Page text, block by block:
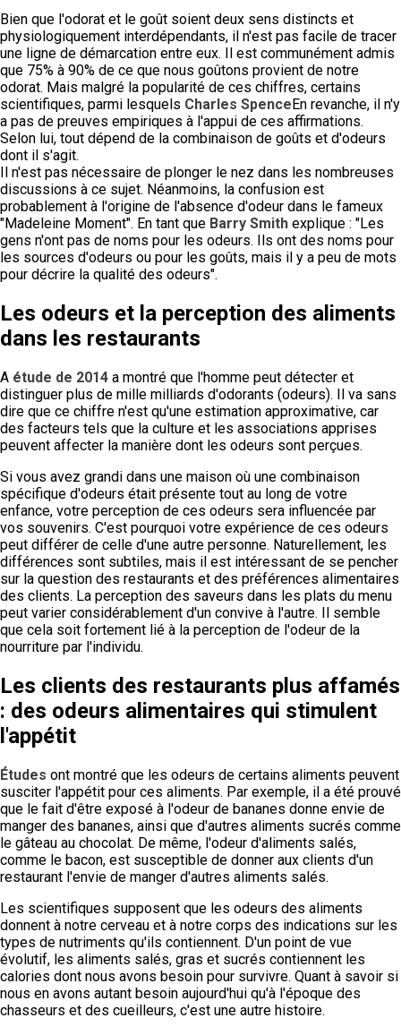
Bien que l'odorat et le goût soient deux sens distincts et
physiologiquement interdépendants, il n'est pas facile de tracer
une ligne de démarcation entre eux. Il est communément admis
que 75% à 90% de ce que nous goûtons provient de notre
odorat. Mais malgré la popularité de ces chiffres, certains
scientifiques, parmi lesquels Charles Spence En revanche, il n'y
a pas de preuves empiriques à l'appui de ces affirmations.
Selon lui, tout dépend de la combinaison de goûts et d'odeurs
dont il s'agit.
Il n'est pas nécessaire de plonger le nez dans les nombreuses
discussions à ce sujet. Néanmoins, la confusion est
probablement à l'origine de l'absence d'odeur dans le fameux
"Madeleine Moment". En tant que Barry Smith explique : "Les
gens n'ont pas de noms pour les odeurs. Ils ont des noms pour
les sources d'odeurs ou pour les goûts, mais il y a peu de mots
pour décrire la qualité des odeurs".
Les odeurs et la perception des aliments
dans les restaurants
A étude de 2014 a montré que l'homme peut détecter et
distinguer plus de mille milliards d'odorants (odeurs). Il va sans
dire que ce chiffre n'est qu'une estimation approximative, car
des facteurs tels que la culture et les associations apprises
peuvent affecter la manière dont les odeurs sont perçues.
Si vous avez grandi dans une maison où une combinaison
spécifique d'odeurs était présente tout au long de votre
enfance, votre perception de ces odeurs sera influencée par
vos souvenirs. C'est pourquoi votre expérience de ces odeurs
peut différer de celle d'une autre personne. Naturellement, les
différences sont subtiles, mais il est intéressant de se pencher
sur la question des restaurants et des préférences alimentaires
des clients. La perception des saveurs dans les plats du menu
peut varier considérablement d'un convive à l'autre. Il semble
que cela soit fortement lié à la perception de l'odeur de la
nourriture par l'individu.
Les clients des restaurants plus affamés
: des odeurs alimentaires qui stimulent
l'appétit
Études ont montré que les odeurs de certains aliments peuvent
susciter l'appétit pour ces aliments. Par exemple, il a été prouvé
que le fait d'être exposé à l'odeur de bananes donne envie de
manger des bananes, ainsi que d'autres aliments sucrés comme
le gâteau au chocolat. De même, l'odeur d'aliments salés,
comme le bacon, est susceptible de donner aux clients d'un
restaurant l'envie de manger d'autres aliments salés.
Les scientifiques supposent que les odeurs des aliments
donnent à notre cerveau et à notre corps des indications sur les
types de nutriments qu'ils contiennent. D'un point de vue
évolutif, les aliments salés, gras et sucrés contiennent les
calories dont nous avons besoin pour survivre. Quant à savoir si
nous en avons autant besoin aujourd'hui qu'à l'époque des
chasseurs et des cueilleurs, c'est une autre histoire.